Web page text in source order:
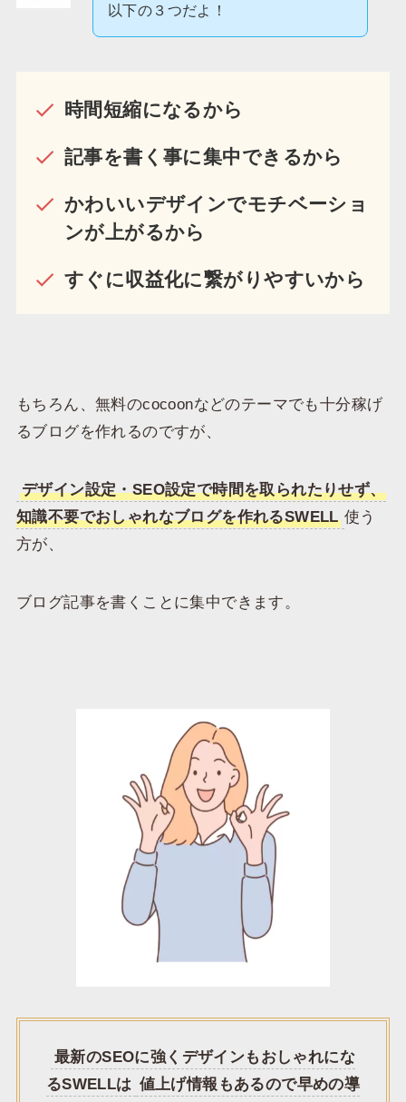
以下の３つだよ！
時間短縮になるから
記事を書く事に集中できるから
かわいいデザインでモチベーショ
ンが上がるから
すぐに収益化に繋がりやすいから
もちろん、無料のcocoonなどのテーマでも十分稼げ
るブログを作れるのですが、
デザイン設定・SEO設定で時間を取られたりせず、
知識不要でおしゃれなブログを作れるSWELL 使う
方が、
ブログ記事を書くことに集中できます。
最新のSEOに強くデザインもおしゃれにな
るSWELLは 値上げ情報もあるので早めの導